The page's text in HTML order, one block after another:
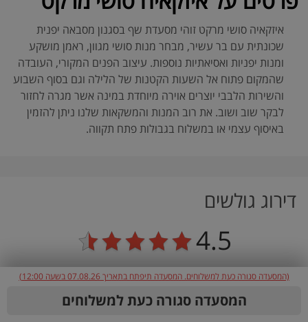
איזקאיה סושי מרקט זוהי מסעדת שף בסגנון מסבאה יפנית
שכונתית עם בר עשיר, מבחר מנות סושי מגוון, ראמן מושקע
ומנות יפניות ואסיאתיות נוספות. עיצוב הפנים המקורי, העובדה
שהמקום פתוח אל השעות הקטנות של הלילה וגם בסוף השבוע
והשירות הלבבי יוצרים אוירה מיוחדת במינה אשר מגרה לחזור
לבקר שוב ושוב. את רוב המנות והמשקאות שלנו ניתן להזמין
באיסוף עצמי או במשלוח בגבולות פתח תקווה.
דירוג גולשים
4.5
(המסעדה סגורה כעת למשלוחים. המסעדה תיפתח בתאריך 07.08.26 בשעה 12:00)
המסעדה סגורה כעת למשלוחים